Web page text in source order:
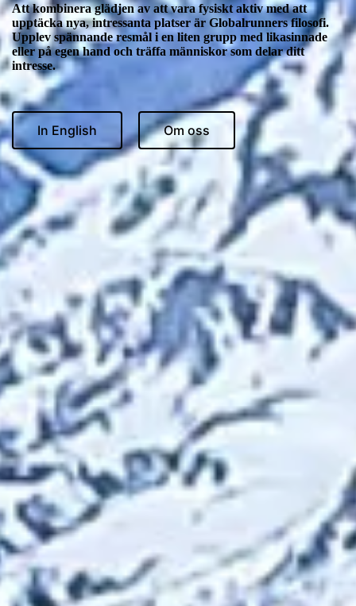
Att kombinera glädjen av att vara fysiskt aktiv med att
upptäcka nya, intressanta platser är Globalrunners filosofi.
Upplev spännande resmål i en liten grupp med likasinnade
eller på egen hand och träffa människor som delar ditt
intresse.
In English Om oss